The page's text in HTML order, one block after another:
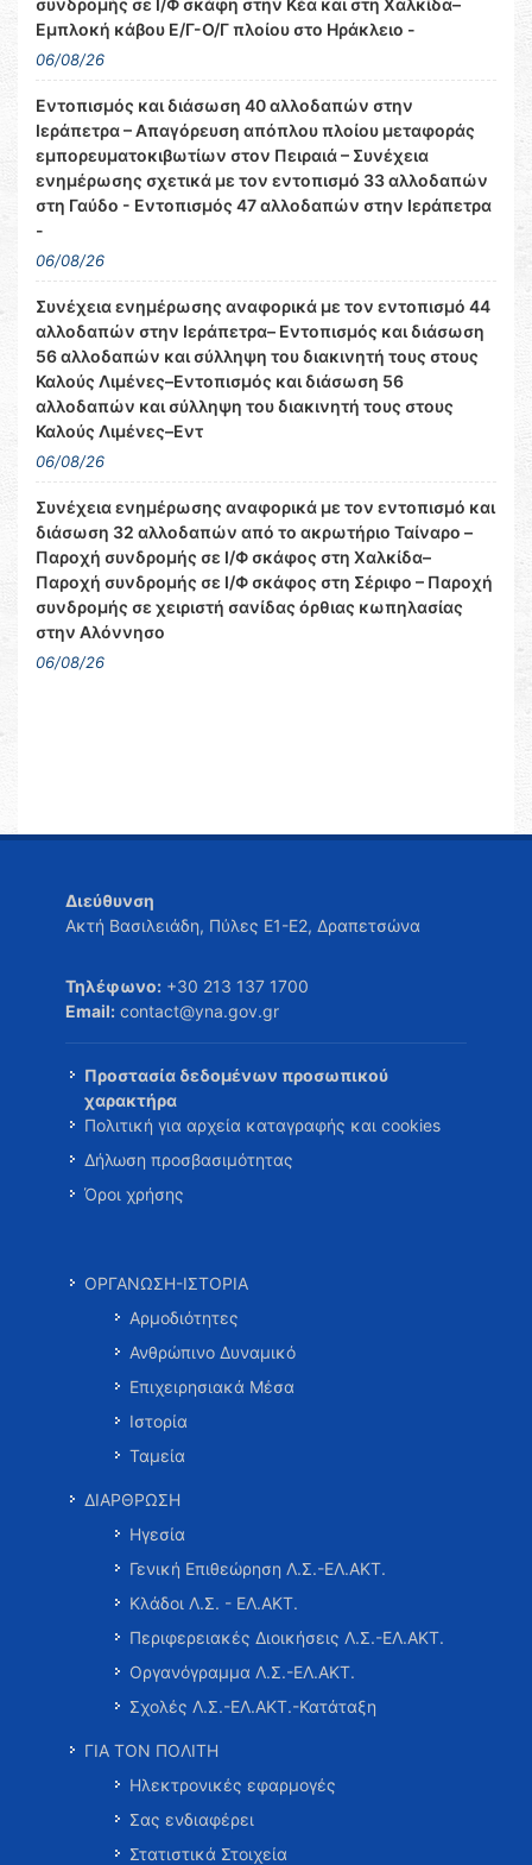
συνδρομής σε Ι/Φ σκάφη στην Κέα και στη Χαλκίδα–
Εμπλοκή κάβου Ε/Γ-Ο/Γ πλοίου στο Ηράκλειο -
06/08/26
Εντοπισμός και διάσωση 40 αλλοδαπών στην
Ιεράπετρα – Απαγόρευση απόπλου πλοίου μεταφοράς
εμπορευματοκιβωτίων στον Πειραιά – Συνέχεια
ενημέρωσης σχετικά με τον εντοπισμό 33 αλλοδαπών
στη Γαύδο - Εντοπισμός 47 αλλοδαπών στην Ιεράπετρα
-
06/08/26
Συνέχεια ενημέρωσης αναφορικά με τον εντοπισμό 44
αλλοδαπών στην Ιεράπετρα– Εντοπισμός και διάσωση
56 αλλοδαπών και σύλληψη του διακινητή τους στους
Καλούς Λιμένες–Εντοπισμός και διάσωση 56
αλλοδαπών και σύλληψη του διακινητή τους στους
Καλούς Λιμένες–Εντ
06/08/26
Συνέχεια ενημέρωσης αναφορικά με τον εντοπισμό και
διάσωση 32 αλλοδαπών από το ακρωτήριο Ταίναρο –
Παροχή συνδρομής σε Ι/Φ σκάφος στη Χαλκίδα–
Παροχή συνδρομής σε Ι/Φ σκάφος στη Σέριφο – Παροχή
συνδρομής σε χειριστή σανίδας όρθιας κωπηλασίας
στην Αλόννησο
06/08/26
Διεύθυνση
Ακτή Βασιλειάδη, Πύλες Ε1-Ε2, Δραπετσώνα
Τηλέφωνο: +30 213 137 1700
Email: contact@yna.gov.gr
Προστασία δεδομένων προσωπικού
χαρακτήρα
Πολιτική για αρχεία καταγραφής και cookies
Δήλωση προσβασιμότητας
Όροι χρήσης
ΟΡΓΑΝΩΣΗ-ΙΣΤΟΡΙΑ
Αρμοδιότητες
Ανθρώπινο Δυναμικό
Επιχειρησιακά Μέσα
Ιστορία
Ταμεία
ΔΙΑΡΘΡΩΣΗ
Ηγεσία
Γενική Επιθεώρηση Λ.Σ.-ΕΛ.ΑΚΤ.
Κλάδοι Λ.Σ. - ΕΛ.ΑΚΤ.
Περιφερειακές Διοικήσεις Λ.Σ.-ΕΛ.ΑΚΤ.
Οργανόγραμμα Λ.Σ.-ΕΛ.ΑΚΤ.
Σχολές Λ.Σ.-ΕΛ.ΑΚΤ.-Κατάταξη
ΓΙΑ ΤΟΝ ΠΟΛΙΤΗ
Ηλεκτρονικές εφαρμογές
Σας ενδιαφέρει
Στατιστικά Στοιχεία